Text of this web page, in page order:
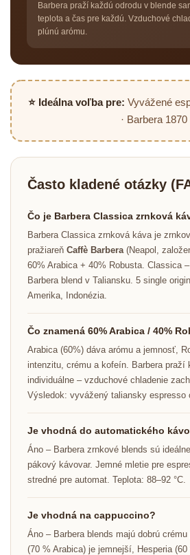
Barbera praží každú odrodu v blende
teplota a čas pre každú. Vzduchové
plúnú arómu.
⭐ Ideálna voľba pre: Vyvážené
· Barbera 1870
Často kladené otázky
Čo je Barbera Classica zrnková
Barbera Classica zrnková káva je
pražiareň Caffè Barbera(Neapol,
60% Arabica + 40% Robusta. Classica
Barbera blend v Taliansku. 5 single
Amerika, Indonézia.
Čo znamená 60% Arabica / 40%
Arabica (60%) dáva arómu a jemnosť,
intenzitu, crému a kofeín. Barbera praží
individuálne – vzduchové chladenie
Výsledok: vyvážený taliansky espresso
Je vhodná do automatického
Áno – Barbera zrnkové blends sú
pákový kávovar. Jemné mletie pre
stredné pre automat. Teplota: 88–92 °C.
Je vhodná na cappuccino?
Áno – Barbera blends majú dobrú
(70 % Arabica) je jemnejší, Hesperia